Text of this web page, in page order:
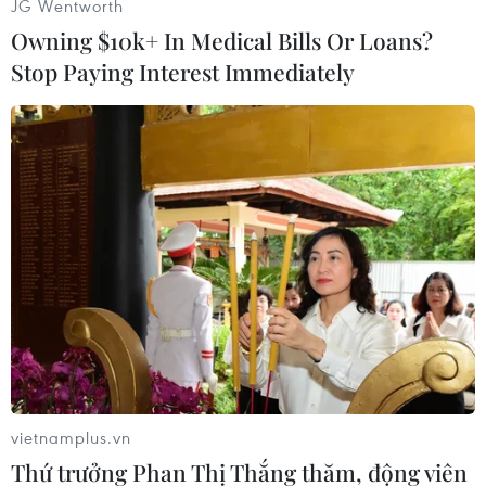
#Nhật Bản #Chính sách năng lượng
#Động đất
#Sóng thần
Theo dõi VietnamPlus
JG Wentworth
Owning $10k+ In Medical Bills Or Loans?
Stop Paying Interest Immediately
vietnamplus.vn
Thứ trưởng Phan Thị Thắng thăm, động viên